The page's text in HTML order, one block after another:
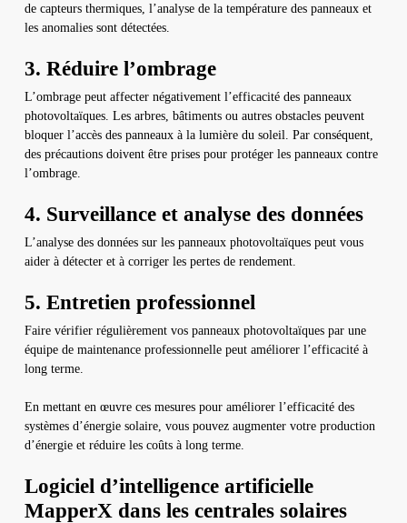
de capteurs thermiques, l’analyse de la température des panneaux et
les anomalies sont détectées.
3. Réduire l’ombrage
L’ombrage peut affecter négativement l’efficacité des panneaux
photovoltaïques. Les arbres, bâtiments ou autres obstacles peuvent
bloquer l’accès des panneaux à la lumière du soleil. Par conséquent,
des précautions doivent être prises pour protéger les panneaux contre
l’ombrage.
4. Surveillance et analyse des données
L’analyse des données sur les panneaux photovoltaïques peut vous
aider à détecter et à corriger les pertes de rendement.
5. Entretien professionnel
Faire vérifier régulièrement vos panneaux photovoltaïques par une
équipe de maintenance professionnelle peut améliorer l’efficacité à
long terme.
En mettant en œuvre ces mesures pour améliorer l’efficacité des
systèmes d’énergie solaire, vous pouvez augmenter votre production
d’énergie et réduire les coûts à long terme.
Logiciel d’intelligence artificielle
MapperX dans les centrales solaires